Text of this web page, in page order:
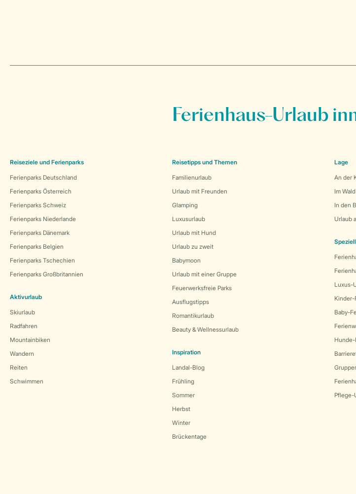
Ferienhaus-Urlaub
Reiseziele und Ferienparks
Ferienparks Deutschland
Ferienparks Österreich
Ferienparks Schweiz
Ferienparks Niederlande
Ferienparks Dänemark
Ferienparks Belgien
Ferienparks Tschechien
Ferienparks Großbritannien
Aktivurlaub
Skiurlaub
Radfahren
Mountainbiken
Wandern
Reiten
Schwimmen
Reisetipps und Themen
Familienurlaub
Urlaub mit Freunden
Glamping
Luxusurlaub
Urlaub mit Hund
Urlaub zu zweit
Babymoon
Urlaub mit einer Gruppe
Feuerwerksfreie Parks
Ausflugstipps
Romantikurlaub
Beauty & Wellnessurlaub
Inspiration
Landal-Blog
Frühling
Sommer
Herbst
Winter
Brückentage
Lage
An der
Im Wald
In den
Urlaub
Luxus-
Kinder-
Baby-
Pflege-